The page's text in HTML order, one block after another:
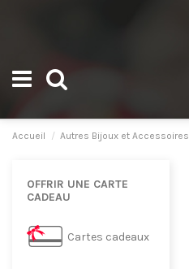
Accueil Autres Bijoux et Accessoires
OFFRIR UNE CARTE
CADEAU
Cartes cadeaux